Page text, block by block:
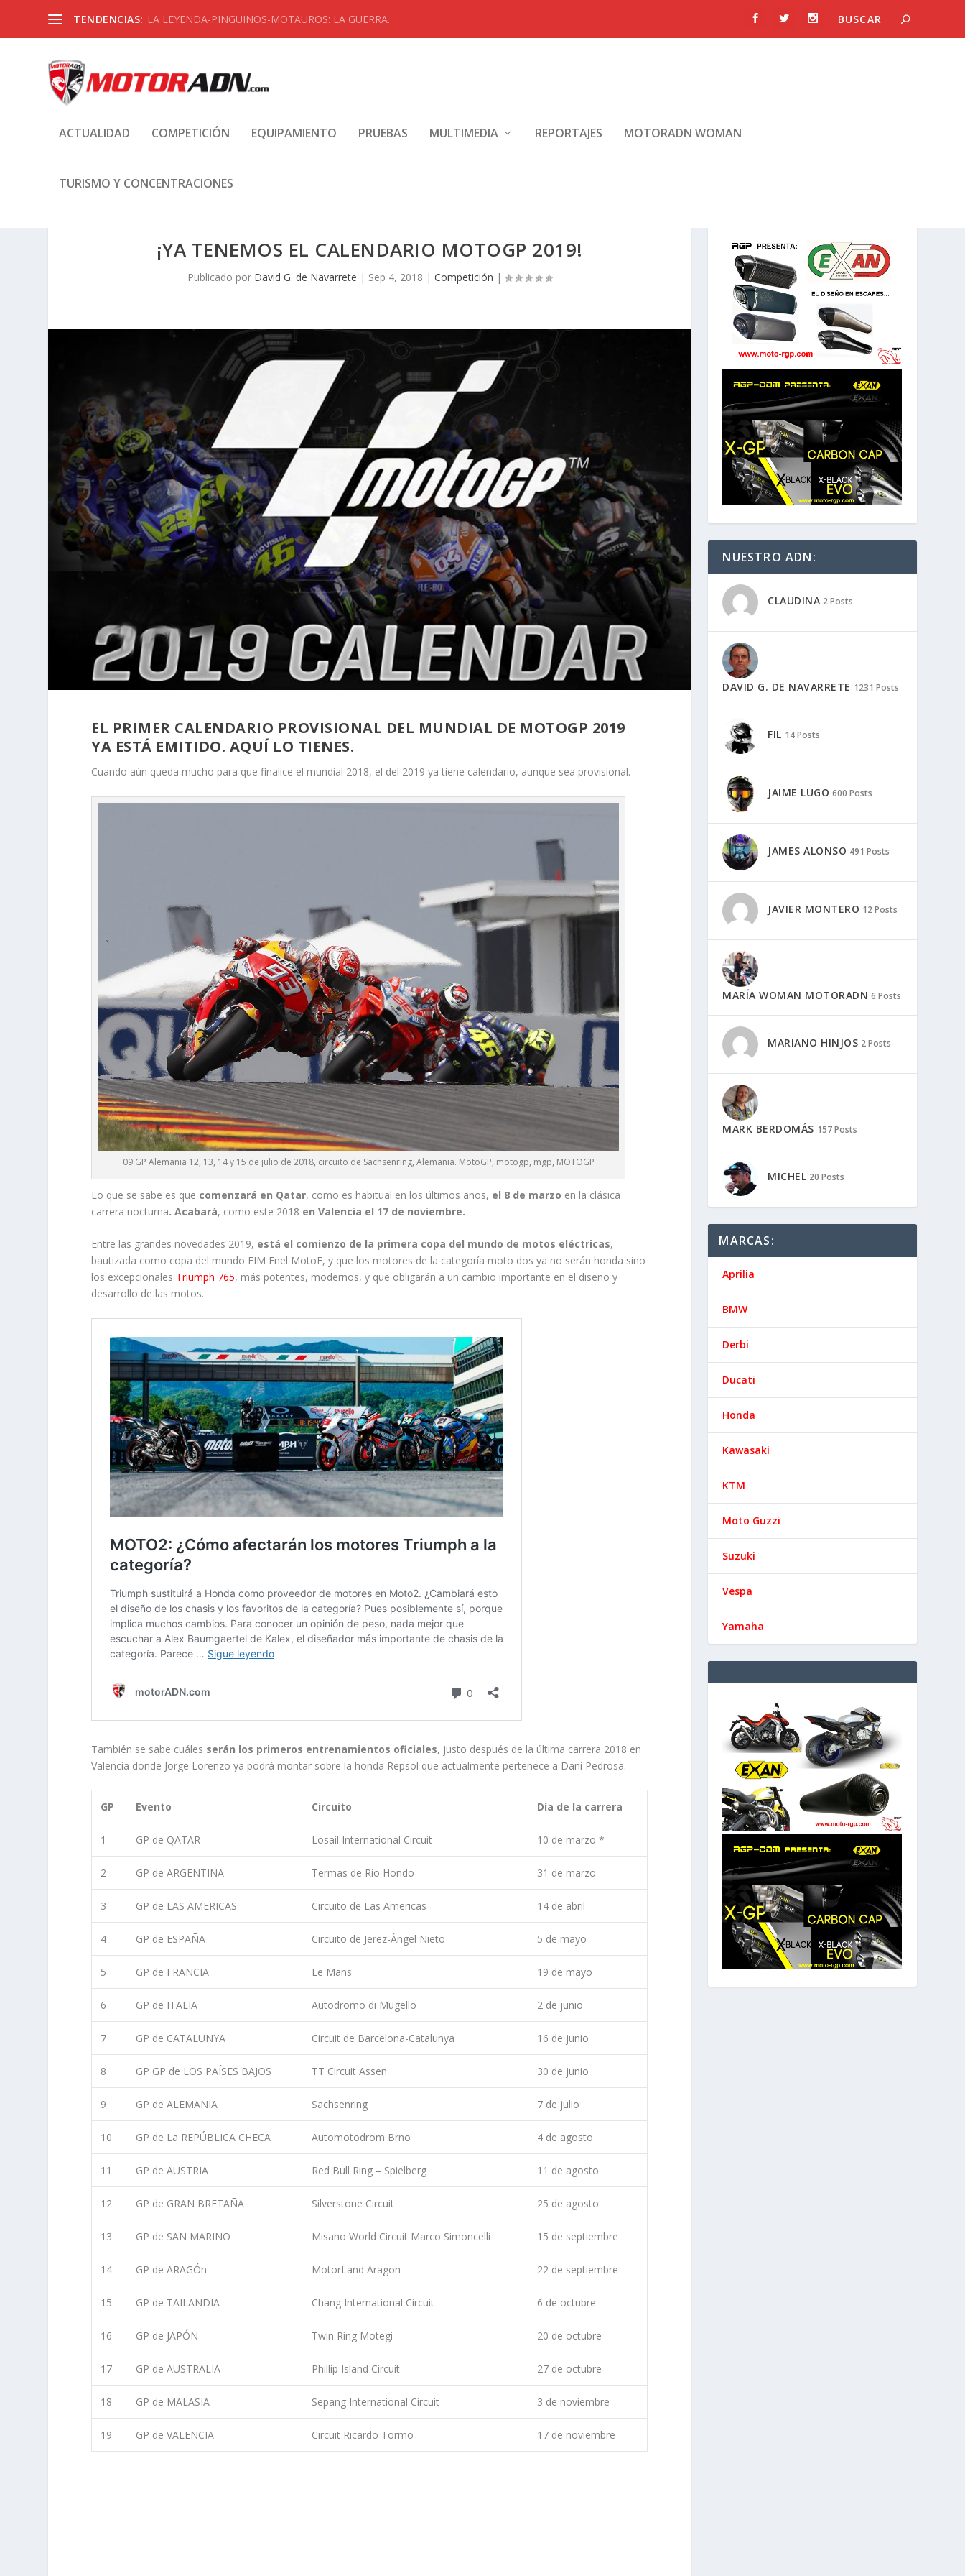
TENDENCIAS: LA LEYENDA-PINGUINOS-MOTAUROS: LA GUERRA.
ACTUALIDAD COMPETICIÓN EQUIPAMIENTO PRUEBAS MULTIMEDIA REPORTAJES MOTORADN WOMAN
TURISMO Y CONCENTRACIONES
¡YA TENEMOS EL CALENDARIO MOTOGP 2019!
Publicado por David G. de Navarrete | Sep 4, 2018 | Competición |
EL PRIMER CALENDARIO PROVISIONAL DEL MUNDIAL DE MOTOGP 2019
YA ESTÁ EMITIDO. AQUÍ LO TIENES.
Cuando aún queda mucho para que finalice el mundial 2018, el del 2019 ya tiene calendario, aunque sea provisional.
09 GP Alemania 12, 13, 14 y 15 de julio de 2018, circuito de Sachsenring, Alemania. MotoGP, motogp, mgp, MOTOGP
Lo que se sabe es que comenzará en Qatar, como es habitual en los últimos años, el 8 de marzo en la clásica
carrera nocturna. Acabará, como este 2018 en Valencia el 17 de noviembre.
Entre las grandes novedades 2019, está el comienzo de la primera copa del mundo de motos eléctricas,
bautizada como copa del mundo FIM Enel MotoE, y que los motores de la categoría moto dos ya no serán honda sino
los excepcionales Triumph 765, más potentes, modernos, y que obligarán a un cambio importante en el diseño y
desarrollo de las motos.
También se sabe cuáles serán los primeros entrenamientos oficiales, justo después de la última carrera 2018 en
Valencia donde Jorge Lorenzo ya podrá montar sobre la honda Repsol que actualmente pertenece a Dani Pedrosa.
GP Evento Circuito Día de la carrera
1 GP de QATAR Losail International Circuit 10 de marzo *
2 GP de ARGENTINA Termas de Río Hondo 31 de marzo
3 GP de LAS AMERICAS Circuito de Las Americas 14 de abril
4 GP de ESPAÑA Circuito de Jerez-Ángel Nieto 5 de mayo
5 GP de FRANCIA Le Mans 19 de mayo
6 GP de ITALIA Autodromo di Mugello 2 de junio
7 GP de CATALUNYA Circuit de Barcelona-Catalunya 16 de junio
8 GP GP de LOS PAÍSES BAJOS TT Circuit Assen 30 de junio
9 GP de ALEMANIA Sachsenring 7 de julio
10 GP de La REPÚBLICA CHECA Automotodrom Brno 4 de agosto
11 GP de AUSTRIA Red Bull Ring – Spielberg 11 de agosto
12 GP de GRAN BRETAÑA Silverstone Circuit 25 de agosto
13 GP de SAN MARINO Misano World Circuit Marco Simoncelli 15 de septiembre
14 GP de ARAGÓn MotorLand Aragon 22 de septiembre
15 GP de TAILANDIA Chang International Circuit 6 de octubre
16 GP de JAPÓN Twin Ring Motegi 20 de octubre
17 GP de AUSTRALIA Phillip Island Circuit 27 de octubre
18 GP de MALASIA Sepang International Circuit 3 de noviembre
19 GP de VALENCIA Circuit Ricardo Tormo 17 de noviembre
NUESTRO ADN:
CLAUDINA 2 Posts
DAVID G. DE NAVARRETE 1231 Posts
FIL 14 Posts
JAIME LUGO 600 Posts
JAMES ALONSO 491 Posts
JAVIER MONTERO 12 Posts
MARÍA WOMAN MOTORADN 6 Posts
MARIANO HINJOS 2 Posts
MARK BERDOMÁS 157 Posts
MICHEL 20 Posts
MARCAS:
Aprilia
BMW
Derbi
Ducati
Honda
Kawasaki
KTM
Moto Guzzi
Suzuki
Vespa
Yamaha